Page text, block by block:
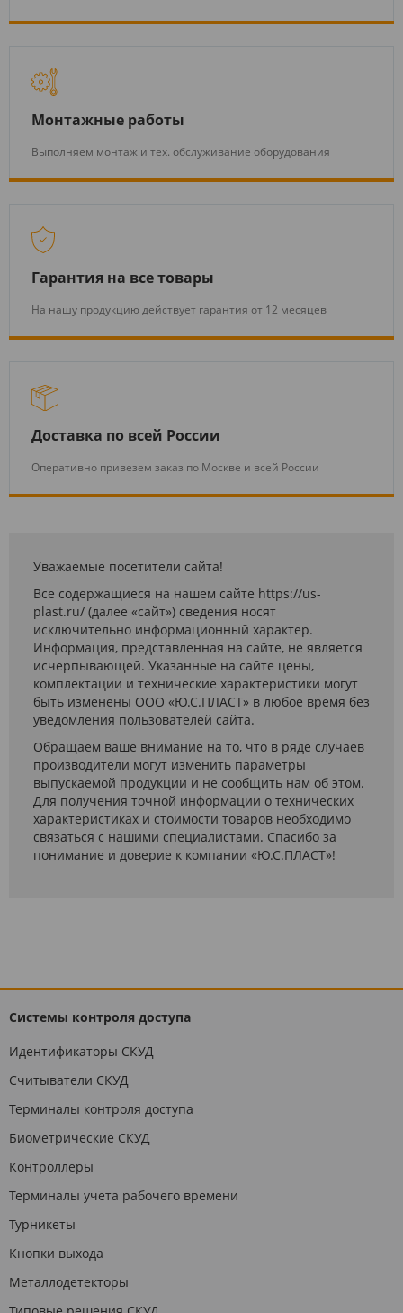
Монтажные работы
Выполняем монтаж и тех. обслуживание оборудования
Гарантия на все товары
На нашу продукцию действует гарантия от 12 месяцев
Доставка по всей России
Оперативно привезем заказ по Москве и всей России
Уважаемые посетители сайта!
Все содержащиеся на нашем сайте https://us-
plast.ru/ (далее «сайт») сведения носят
исключительно информационный характер.
Информация, представленная на сайте, не является
исчерпывающей. Указанные на сайте цены,
комплектации и технические характеристики могут
быть изменены ООО «Ю.С.ПЛАСТ» в любое время без
уведомления пользователей сайта.
Обращаем ваше внимание на то, что в ряде случаев
производители могут изменить параметры
выпускаемой продукции и не сообщить нам об этом.
Для получения точной информации о технических
характеристиках и стоимости товаров необходимо
связаться с нашими специалистами. Спасибо за
понимание и доверие к компании «Ю.С.ПЛАСТ»!
Системы контроля доступа
Идентификаторы СКУД
Считыватели СКУД
Терминалы контроля доступа
Биометрические СКУД
Контроллеры
Терминалы учета рабочего времени
Турникеты
Кнопки выхода
Металлодетекторы